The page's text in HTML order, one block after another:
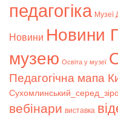
педагогіка Музеї
Новини Новини
музею Освіта у музеї
Педагогічна мапа
вебінари виставка